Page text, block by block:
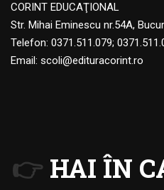
CORINT EDUCAŢIONAL
Str. Mihai Eminescu nr.54A,
Telefon: 0371.511.079;
Email: scoli@edituracorint.ro
👉 HAI ÎN